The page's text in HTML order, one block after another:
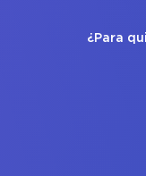
¿Para